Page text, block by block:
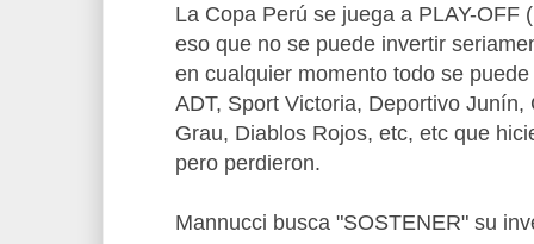
La Copa Perú se juega a PLAY-OFF
eso que no se puede invertir
en cualquier momento todo se
ADT, Sport Victoria, Deportivo Junín,
Grau, Diablos Rojos, etc, etc que
pero perdieron.
Mannucci busca "SOSTENER" su